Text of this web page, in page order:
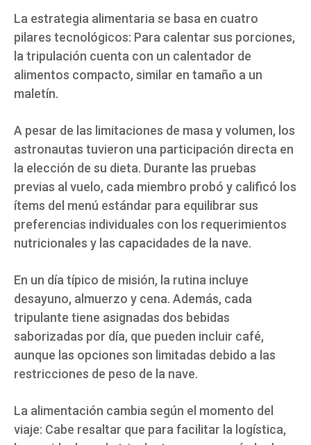
La estrategia alimentaria se basa en cuatro
pilares tecnológicos: Para calentar sus porciones,
la tripulación cuenta con un calentador de
alimentos compacto, similar en tamaño a un
maletín.
A pesar de las limitaciones de masa y volumen, los
astronautas tuvieron una participación directa en
la elección de su dieta. Durante las pruebas
previas al vuelo, cada miembro probó y calificó los
ítems del menú estándar para equilibrar sus
preferencias individuales con los requerimientos
nutricionales y las capacidades de la nave.
En un día típico de misión, la rutina incluye
desayuno, almuerzo y cena. Además, cada
tripulante tiene asignadas dos bebidas
saborizadas por día, que pueden incluir café,
aunque las opciones son limitadas debido a las
restricciones de peso de la nave.
La alimentación cambia según el momento del
viaje: Cabe resaltar que para facilitar la logística,